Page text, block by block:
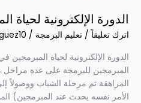
الدورة الإلكترونية لحياة
اترك تعليقاً / تعليم البرمجة /
الدورة الإلكترونية لحياة
المبرمجين للبرمجة على عدة مراحل
المراهقة ثم مرحلة الشباب ووصولاً
الأمر نفسه يحدث عند المبرمجين)